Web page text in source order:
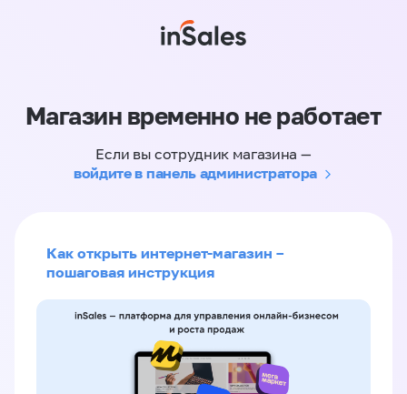
Магазин временно не работает
Если вы сотрудник магазина —
войдите в панель администратора
Как открыть интернет-магазин –
пошаговая инструкция